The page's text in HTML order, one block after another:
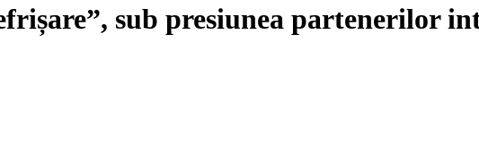
sub presiunea partenerilor